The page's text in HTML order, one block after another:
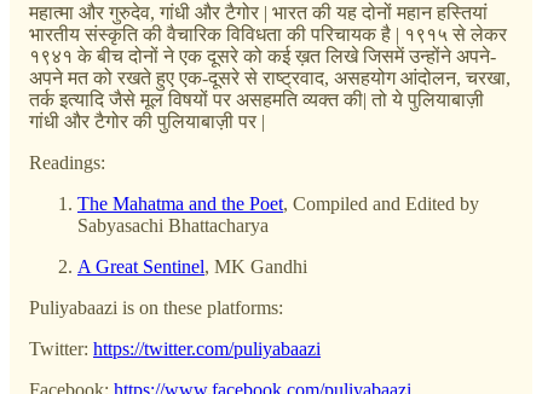
महात्मा और गुरुदेव, गांधी और टैगोर | भारत की यह दोनों महान हस्तियां
भारतीय संस्कृति की वैचारिक विविधता की परिचायक है | १९१५ से लेकर
१९४१ के बीच दोनों ने एक दूसरे को कई ख़त लिखे जिसमें उन्होंने अपने-
अपने मत को रखते हुए एक-दूसरे से राष्ट्रवाद, असहयोग आंदोलन, चरखा,
तर्क इत्यादि जैसे मूल विषयों पर असहमति व्यक्त की| तो ये पुलियाबाज़ी
गांधी और टैगोर की पुलियाबाज़ी पर |
Readings:
The Mahatma and the Poet, Compiled and Edited by
Sabyasachi Bhattacharya
A Great Sentinel, MK Gandhi
Puliyabaazi is on these platforms:
Twitter: https://twitter.com/puliyabaazi
Facebook: https://www.facebook.com/puliyabaazi